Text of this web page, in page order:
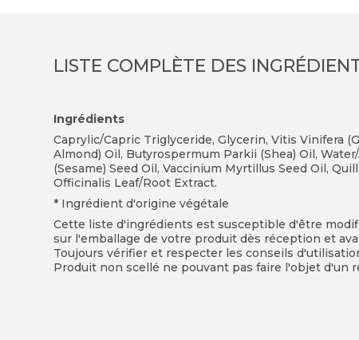
LISTE COMPLÈTE DES
Ingrédients
Caprylic/Capric Triglyceride, Glycerin, Vitis Vinifera
Almond) Oil, Butyrospermum Parkii (Shea) Oil,
(Sesame) Seed Oil, Vaccinium Myrtillus Seed Oil,
Officinalis Leaf/Root Extract.
* Ingrédient d'origine végétale
Cette liste d'ingrédients est susceptible d'être
sur l'emballage de votre produit dès réception et
Toujours vérifier et respecter les conseils
Produit non scellé ne pouvant pas faire l'objet d'un